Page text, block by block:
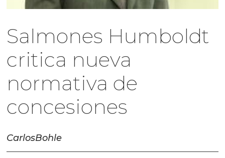
Salmones Humboldt
critica nueva
normativa de
concesiones
CarlosBohle